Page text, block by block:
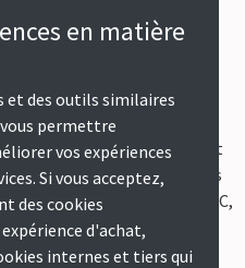
en matière
et des outils similaires
permettre
vos expériences
Si vous acceptez,
des cookies
d'achat,
internes et tiers qui
en
dans
France
600€
Les frais de port
sont offerts dès
600€ d’achats TTC,
ou 500€ HT.